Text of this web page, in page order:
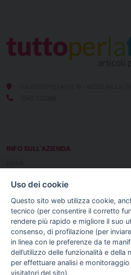
INFO SULL'AZIENDA
NOTIZIE
GUIDA AGLI ACQUISTI
PROCEDURA DI ACQUISTO
DIRITTO DI RECESSO
SPEDIZIONI E COSTI
Uso dei cookie
Questo sito web utilizza cookie,
tecnico (per consentire il corretto
rendere più rapido e migliore il suo
consenso, di profilazione (per
in linea con le preferenze da te
dell’utilizzo delle funzionalità e della
per effettuare analisi e
visitatori del sito).